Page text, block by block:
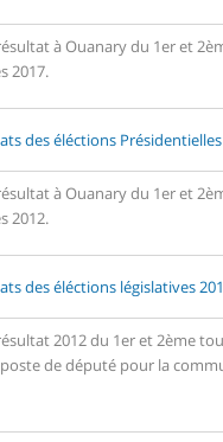
à Ouanary du 1er et
2017.
des éléctions
à Ouanary du 1er et
2012.
des éléctions législatives
2012 du 1er et 2ème
de député pour la